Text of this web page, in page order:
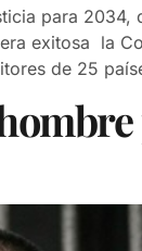
para 2034,
exitosa la
de 25